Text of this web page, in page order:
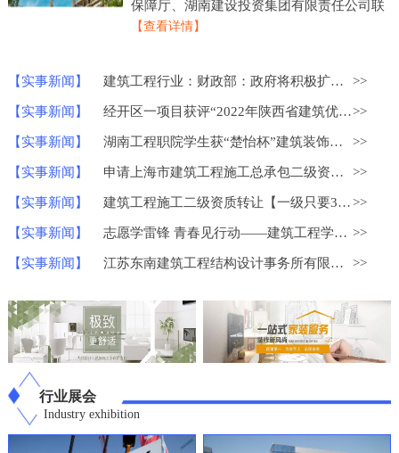
保障厅、湖南建设投资集团有限责任公司联
合主办的2023年度“楚怡杯”湖南省职业院校
【查看详情】
【实事新闻】 建筑工程行业：财政部：政府将积极扩大重点领域的建设投资 >>
【实事新闻】 经开区一项目获评“2022年陕西省建筑优质结构工程”>>
【实事新闻】 湖南工程职院学生获“楚怡杯”建筑装饰技术应用比赛一等奖 >>
【实事新闻】 申请上海市建筑工程施工总承包二级资质？ >>
【实事新闻】 建筑工程施工二级资质转让【一级只要30W】>>
【实事新闻】 志愿学雷锋 青春见行动——建筑工程学院学雷锋志愿服务系列活动 >>
【实事新闻】 江苏东南建筑工程结构设计事务所有限公司荣获中国勘察设计协会 >>
行业展会
Industry exhibition